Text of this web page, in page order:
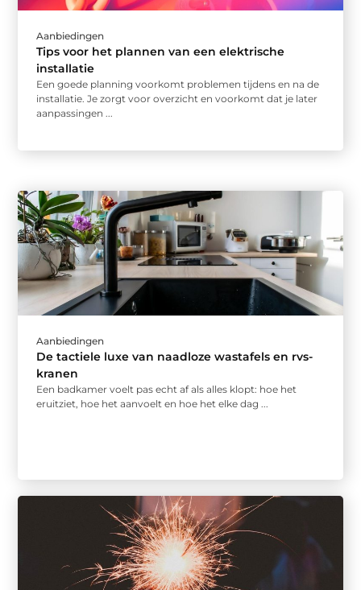
Aanbiedingen
Tips voor het plannen van een elektrische
installatie
Een goede planning voorkomt problemen tijdens en na de
installatie. Je zorgt voor overzicht en voorkomt dat je later
aanpassingen ...
Aanbiedingen
De tactiele luxe van naadloze wastafels en rvs-
kranen
Een badkamer voelt pas echt af als alles klopt: hoe het
eruitziet, hoe het aanvoelt en hoe het elke dag ...